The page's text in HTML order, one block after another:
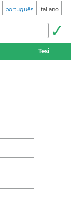
português italiano
Tesi